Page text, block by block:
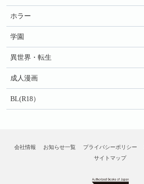
ホラー
学園
異世界・転生
成人漫画
BL(R18）
会社情報 お知らせ一覧 プライバシーポリシー
サイトマップ